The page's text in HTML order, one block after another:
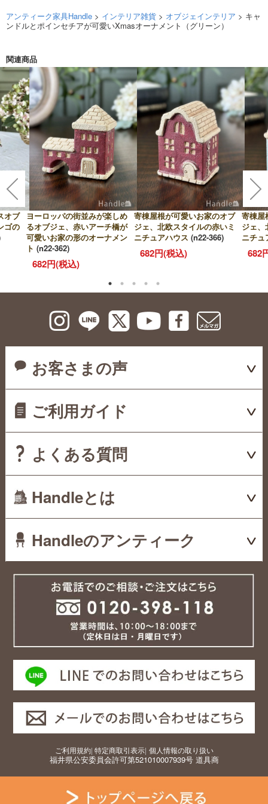
アンティーク家具Handle > インテリア雑貨 > オブジェインテリア > キャ
ンドルとポインセチアが可愛いXmasオーナメント（グリーン）
関連商品
オブ
ゴの
ヨーロッパの街並みが楽しめ
るオブジェ、赤いアーチ橋が
可愛いお家の形のオーナメン
ト (n22-362)
682円(税込)
寄棟屋根が可愛いお家のオブ
ジェ、北欧スタイルの赤いミ
ニチュアハウス (n22-366)
682円(税込)
寄棟屋
ジェ、
ニチュ
682
お客さまの声
ご利用ガイド
よくある質問
Handleとは
Handleのアンティーク
ご利用規約| 特定商取引表示| 個人情報の取り扱い
福井県公安委員会許可第521010007939号 道具商